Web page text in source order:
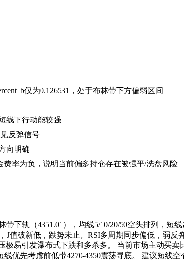
仅为0.126531，处于布林带下方偏弱区间
线下行动能较强
反弹信号
向明确
率为负，说明当前偏多持仓存在被强平/洗盘风险
下轨（4351.01），均线5/10/20/50空头排列，短
值破新低，跌势未止。RSI多周期同步偏低，弱
易引发瀑布式下跌和多杀多。 当前市场主动买
优先考虑前低带4270-4350震荡寻底。 建议短线